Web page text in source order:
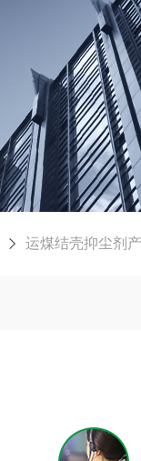
运煤结壳抑尘剂